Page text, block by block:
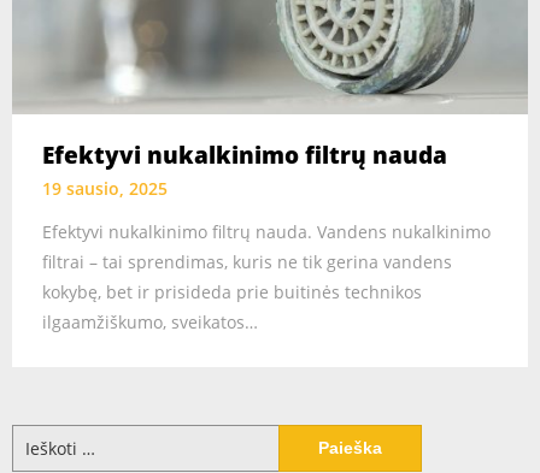
Efektyvi nukalkinimo filtrų nauda
19 sausio, 2025
Efektyvi nukalkinimo filtrų nauda. Vandens nukalkinimo
filtrai – tai sprendimas, kuris ne tik gerina vandens
kokybę, bet ir prisideda prie buitinės technikos
ilgaamžiškumo, sveikatos…
Ieškoti: